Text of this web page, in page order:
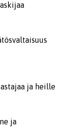
ja heille
ja